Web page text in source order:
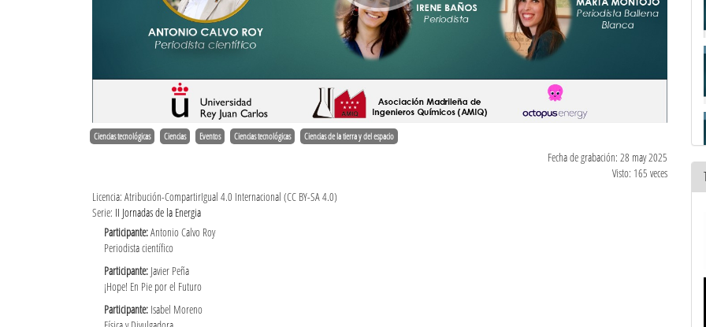
Ciencias tecnológicas Ciencias Eventos Ciencias tecnológicas Ciencias de la tierra y del espacio
Fecha de grabación: 28 may 2025
Visto: 165 veces
Licencia: Atribución-CompartirIgual 4.0 Internacional (CC BY-SA 4.0)
Serie: II Jornadas de la Energia
Participante:Antonio Calvo Roy
Periodista científico
Participante: Javier Peña
¡Hope! En Pie por el Futuro
Participante: Isabel Moreno